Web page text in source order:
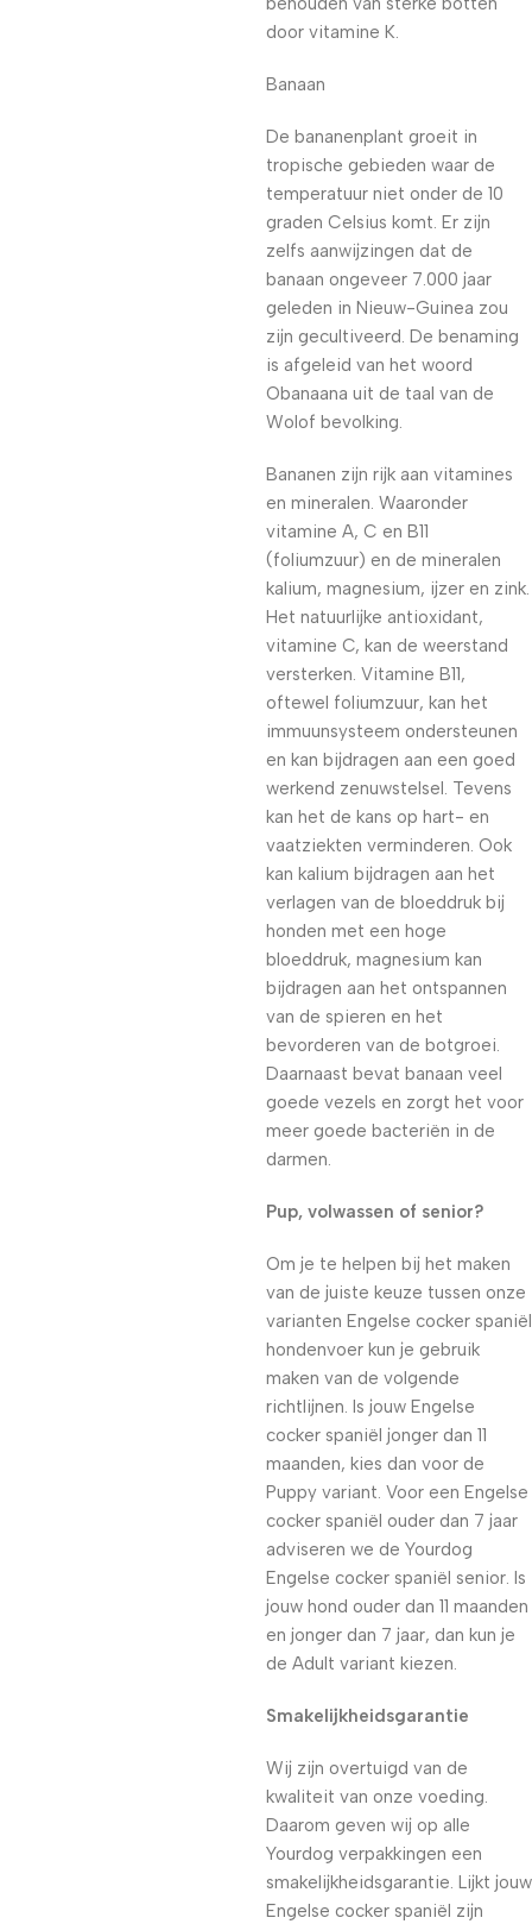
door vitamine K.
Banaan
De bananenplant groeit in
tropische gebieden waar de
temperatuur niet onder de 10
graden Celsius komt. Er zijn
zelfs aanwijzingen dat de
banaan ongeveer 7.000 jaar
geleden in Nieuw-Guinea zou
zijn gecultiveerd. De benaming
is afgeleid van het woord
Obanaana uit de taal van de
Wolof bevolking.
Bananen zijn rijk aan vitamines
en mineralen. Waaronder
vitamine A, C en B11
(foliumzuur) en de mineralen
kalium, magnesium, ijzer en zink.
Het natuurlijke antioxidant,
vitamine C, kan de weerstand
versterken. Vitamine B11,
oftewel foliumzuur, kan het
immuunsysteem ondersteunen
en kan bijdragen aan een goed
werkend zenuwstelsel. Tevens
kan het de kans op hart- en
vaatziekten verminderen. Ook
kan kalium bijdragen aan het
verlagen van de bloeddruk bij
honden met een hoge
bloeddruk, magnesium kan
bijdragen aan het ontspannen
van de spieren en het
bevorderen van de botgroei.
Daarnaast bevat banaan veel
goede vezels en zorgt het voor
meer goede bacteriën in de
darmen.
Pup, volwassen of senior?
Om je te helpen bij het maken
van de juiste keuze tussen onze
varianten Engelse cocker spaniël
hondenvoer kun je gebruik
maken van de volgende
richtlijnen. Is jouw Engelse
cocker spaniël jonger dan 11
maanden, kies dan voor de
Puppy variant. Voor een Engelse
cocker spaniël ouder dan 7 jaar
adviseren we de Yourdog
Engelse cocker spaniël senior. Is
jouw hond ouder dan 11 maanden
en jonger dan 7 jaar, dan kun je
de Adult variant kiezen.
Smakelijkheidsgarantie
Wij zijn overtuigd van de
kwaliteit van onze voeding.
Daarom geven wij op alle
Yourdog verpakkingen een
smakelijkheidsgarantie. Lijkt jouw
Engelse cocker spaniël zijn